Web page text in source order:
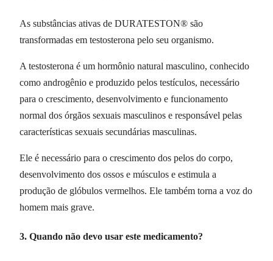
As substâncias ativas de DURATESTON® são
transformadas em testosterona pelo seu organismo.
A testosterona é um hormônio natural masculino, conhecido
como androgênio e produzido pelos testículos, necessário
para o crescimento, desenvolvimento e funcionamento
normal dos órgãos sexuais masculinos e responsável pelas
características sexuais secundárias masculinas.
Ele é necessário para o crescimento dos pelos do corpo,
desenvolvimento dos ossos e músculos e estimula a
produção de glóbulos vermelhos. Ele também torna a voz do
homem mais grave.
3. Quando não devo usar este medicamento?